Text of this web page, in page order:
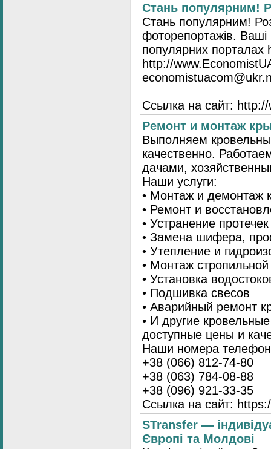
Стань популярним!
Стань популярним!
фоторепортажів. Ваші
популярних порталах
http://
Ссылка на сайт:
Ремонт и монтаж
Выполняем
качественно.
дачами,
Наши услуги:
• Монтаж и демонтаж
• Ремонт и
• Устранение протечек
• Замена шифера,
• Утепление и
• Монтаж
• Установка
• Подшивка свесов
• Аварийный ремонт
• И другие
доступные цены и
Наши номера
+38 (066) 812-74-80
+38 (063) 784-08-88
+38 (096) 921-33-35
Ссылка на сайт:
STransfer —
Європі та Молдові